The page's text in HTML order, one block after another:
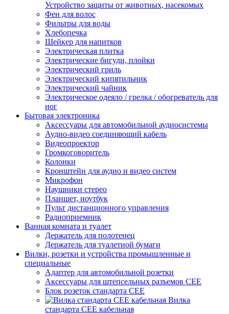
Устройство защиты от животных, насекомых
Фен для волос
Фильтры для воды
Хлебопечка
Шейкер для напитков
Электрическая плитка
Электрические бигуди, плойки
Электрический гриль
Электрический кипятильник
Электрический чайник
Электрическое одеяло / грелка / обогреватель для
ног
Бытовая электроника
Аксессуары для автомобильной аудиосистемы
Аудио-видео соединяющий кабель
Видеопроектор
Громкоговоритель
Колонки
Кронштейн для аудио и видео систем
Микрофон
Наушники стерео
Планшет, ноутбук
Пульт дистанционного управления
Радиоприемник
Ванная комната и туалет
Держатель для полотенец
Держатель для туалетной бумаги
Вилки, розетки и устройства промышленные и
специальные
Адаптер для автомобильной розетки
Аксессуары для штепсельных разъемов CEE
Блок розеток стандарта CEE
Вилка
стандарта CEE кабельная